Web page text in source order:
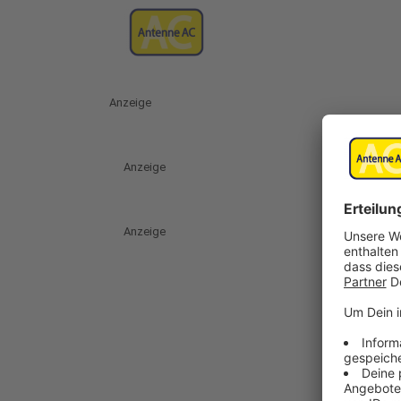
Anzeige
Anzeige
Anzeige